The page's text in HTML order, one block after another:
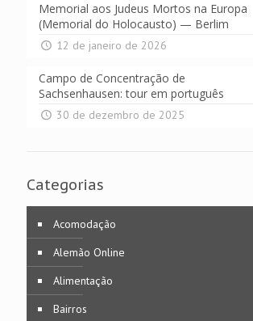
Memorial aos Judeus Mortos na Europa
(Memorial do Holocausto) — Berlim
12 de janeiro de 2026
Campo de Concentração de
Sachsenhausen: tour em português
30 de dezembro de 2025
Categorias
Acomodação
Alemão Online
Alimentação
Bairros